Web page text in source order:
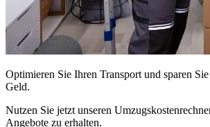
Optimieren Sie Ihren Transport und sparen
Geld.
Nutzen Sie jetzt unseren
Angebote zu erhalten.